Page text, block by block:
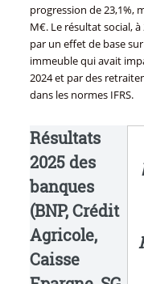
progression de 23,1%,
M€. Le résultat social,
par un effet de base
immeuble qui avait
2024 et par des
dans les normes IFRS.
Résultats
2025 des
banques
(BNP, Crédit
Agricole,
Caisse